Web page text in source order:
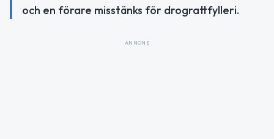
och en förare misstänks för drograttfylleri.
ANNONS